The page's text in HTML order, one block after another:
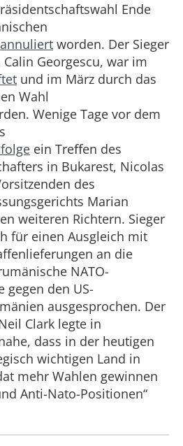
Ende
annuliert worden. Der Sieger
Georgescu, war im
und im März durch das
Wahl
Wenige Tage vor dem
ein Treﬀen des
in Bukarest, Nicolas
des
Marian
weiteren Richtern. Sieger
für einen Ausgleich mit
an die
NATO-
gegen den US-
ausgesprochen. Der
Clark legte in
dass in der heutigen
wichtigen Land in
mehr Wahlen gewinnen
Anti-Nato-Positionen“